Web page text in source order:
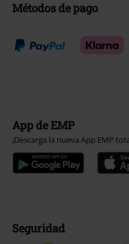
Métodos de pago
App de EMP
¡Descarga la nueva App EMP
Seguridad